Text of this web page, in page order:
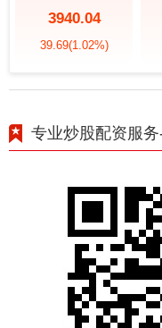
3940.04
39.69(1.02%)
专业炒股配资服